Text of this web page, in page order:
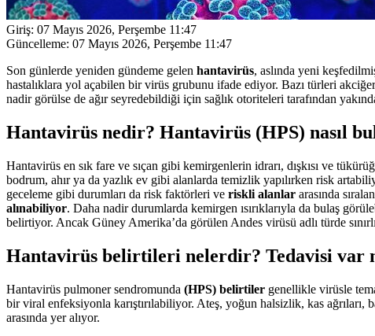
Giriş: 07 Mayıs 2026, Perşembe 11:47
Güncelleme: 07 Mayıs 2026, Perşembe 11:47
Son günlerde yeniden gündeme gelen hantavirüs, aslında yeni
hastalıklara yol açabilen bir virüs grubunu ifade ediyor. Bazı türleri
nadir görülse de ağır seyredebildiği için sağlık otoriteleri tarafından
Hantavirüs nedir? Hantavirüs (HPS) nasıl
Hantavirüs en sık fare ve sıçan gibi kemirgenlerin idrarı, dışkısı ve
bodrum, ahır ya da yazlık ev gibi alanlarda temizlik yapılırken risk
geceleme gibi durumları da risk faktörleri ve riskli alanlar arasında
alınabiliyor. Daha nadir durumlarda kemirgen ısırıklarıyla da bulaş
belirtiyor. Ancak Güney Amerika’da görülen Andes virüsü adlı türde
Hantavirüs belirtileri nelerdir? Tedavisi var
Hantavirüs pulmoner sendromunda (HPS) belirtiler genellikle virüsle
bir viral enfeksiyonla karıştırılabiliyor. Ateş, yoğun halsizlik, kas ağrıları,
arasında yer alıyor.